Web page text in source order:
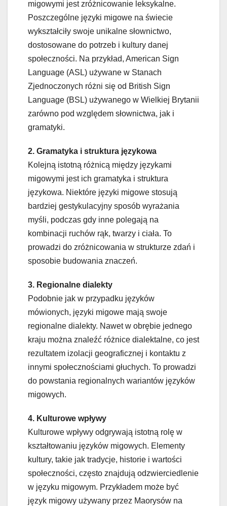
migowymi jest zróżnicowanie leksykalne.
Poszczególne języki migowe na świecie
wykształciły swoje unikalne słownictwo,
dostosowane do potrzeb i kultury danej
społeczności. Na przykład, American Sign
Language (ASL) używane w Stanach
Zjednoczonych różni się od British Sign
Language (BSL) używanego w Wielkiej Brytanii
zarówno pod względem słownictwa, jak i
gramatyki.
2. Gramatyka i struktura językowa
Kolejną istotną różnicą między językami
migowymi jest ich gramatyka i struktura
językowa. Niektóre języki migowe stosują
bardziej gestykulacyjny sposób wyrażania
myśli, podczas gdy inne polegają na
kombinacji ruchów rąk, twarzy i ciała. To
prowadzi do zróżnicowania w strukturze zdań i
sposobie budowania znaczeń.
3. Regionalne dialekty
Podobnie jak w przypadku języków
mówionych, języki migowe mają swoje
regionalne dialekty. Nawet w obrębie jednego
kraju można znaleźć różnice dialektalne, co jest
rezultatem izolacji geograficznej i kontaktu z
innymi społecznościami głuchych. To prowadzi
do powstania regionalnych wariantów języków
migowych.
4. Kulturowe wpływy
Kulturowe wpływy odgrywają istotną rolę w
kształtowaniu języków migowych. Elementy
kultury, takie jak tradycje, historie i wartości
społeczności, często znajdują odzwierciedlenie
w języku migowym. Przykładem może być
język migowy używany przez Maorysów na